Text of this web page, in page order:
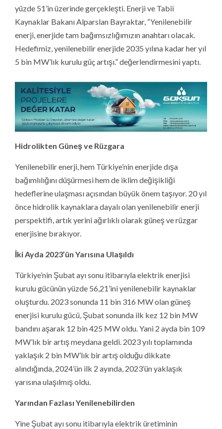
yüzde 51’in üzerinde gerçekleşti. Enerji ve Tabii
Kaynaklar Bakanı Alparslan Bayraktar, “Yenilenebilir
enerji, enerjide tam bağımsızlığımızın anahtarı olacak.
Hedefimiz, yenilenebilir enerjide 2035 yılına kadar her yıl
5 bin MW’lık kurulu güç artışı.” değerlendirmesini yaptı.
Hidrolikten Güneş ve Rüzgara
Yenilenebilir enerji, hem Türkiye’nin enerjide dışa
bağımlılığını düşürmesi hem de iklim değişikliği
hedeflerine ulaşması açısından büyük önem taşıyor. 20 yıl
önce hidrolik kaynaklara dayalı olan yenilenebilir enerji
perspektifi, artık yerini ağırlıklı olarak güneş ve rüzgar
enerjisine bırakıyor.
İki Ayda 2023’ün Yarısına Ulaşıldı
Türkiye’nin Şubat ayı sonu itibarıyla elektrik enerjisi
kurulu gücünün yüzde 56,21’ini yenilenebilir kaynaklar
oluşturdu. 2023 sonunda 11 bin 316 MW olan güneş
enerjisi kurulu gücü, Şubat sonunda ilk kez 12 bin MW
bandını aşarak 12 bin 425 MW oldu. Yani 2 ayda bin 109
MW’lık bir artış meydana geldi. 2023 yılı toplamında
yaklaşık 2 bin MW’lık bir artış olduğu dikkate
alındığında, 2024’ün ilk 2 ayında, 2023’ün yaklaşık
yarısına ulaşılmış oldu.
Yarından Fazlası Yenilenebilirden
Yine Şubat ayı sonu itibarıyla elektrik üretiminin